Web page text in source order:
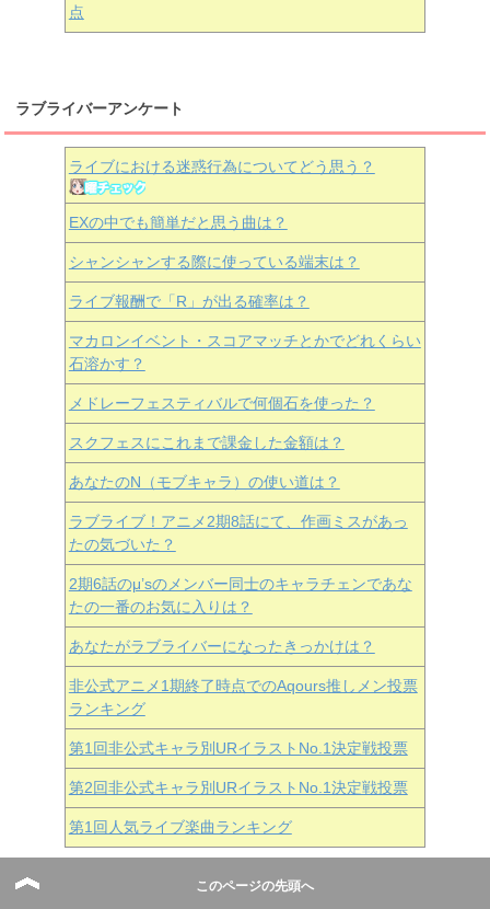
点
ラブライバーアンケート
ライブにおける迷惑行為についてどう思う？
EXの中でも簡単だと思う曲は？
シャンシャンする際に使っている端末は？
ライブ報酬で「R」が出る確率は？
マカロンイベント・スコアマッチとかでどれくらい
石溶かす？
メドレーフェスティバルで何個石を使った？
スクフェスにこれまで課金した金額は？
あなたのN（モブキャラ）の使い道は？
ラブライブ！アニメ2期8話にて、作画ミスがあっ
たの気づいた？
2期6話のμ’sのメンバー同士のキャラチェンであな
たの一番のお気に入りは？
あなたがラブライバーになったきっかけは？
非公式アニメ1期終了時点でのAqours推しメン投票
ランキング
第1回非公式キャラ別URイラストNo.1決定戦投票
第2回非公式キャラ別URイラストNo.1決定戦投票
第1回人気ライブ楽曲ランキング
このページの先頭へ